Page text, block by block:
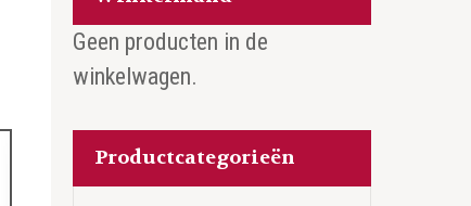
Geen producten in de
winkelwagen.
Productcategorieën